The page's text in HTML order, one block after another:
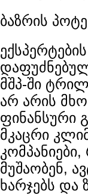
ბაზრის
მშპ-ში
არ არის
ფინანსური
მკაცრი
მუშაობენ,
ხარჯებს და